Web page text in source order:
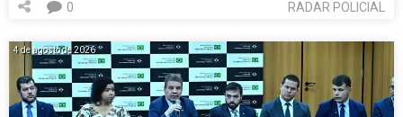
RADAR POLICIAL
0
4 de agosto de 2026